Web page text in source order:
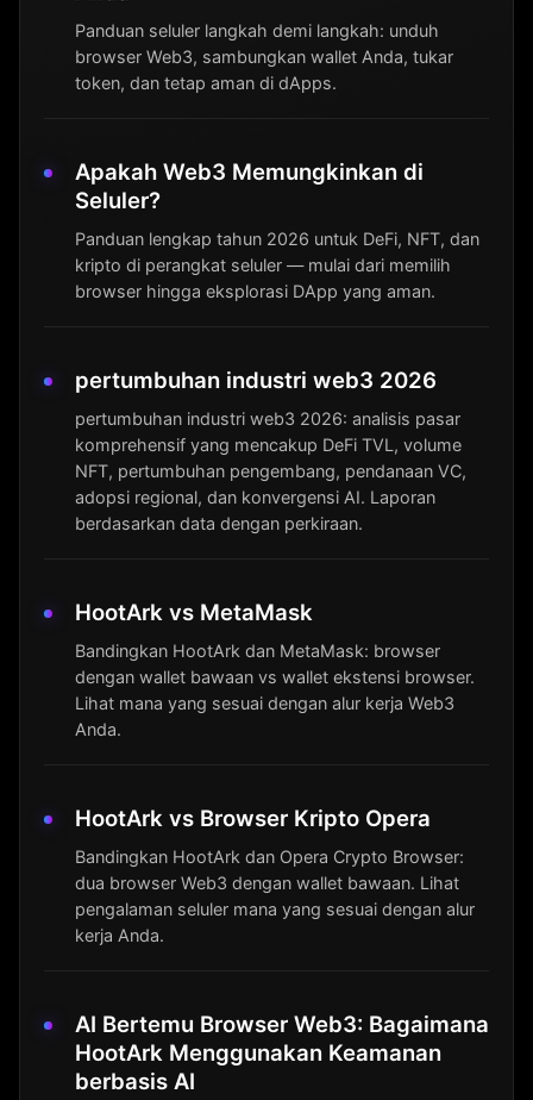
Panduan seluler langkah demi langkah: unduh
browser Web3, sambungkan wallet Anda, tukar
token, dan tetap aman di dApps.
Apakah Web3 Memungkinkan di
Seluler?
Panduan lengkap tahun 2026 untuk DeFi, NFT, dan
kripto di perangkat seluler — mulai dari memilih
browser hingga eksplorasi DApp yang aman.
pertumbuhan industri web3 2026
pertumbuhan industri web3 2026: analisis pasar
komprehensif yang mencakup DeFi TVL, volume
NFT, pertumbuhan pengembang, pendanaan VC,
adopsi regional, dan konvergensi AI. Laporan
berdasarkan data dengan perkiraan.
HootArk vs MetaMask
Bandingkan HootArk dan MetaMask: browser
dengan wallet bawaan vs wallet ekstensi browser.
Lihat mana yang sesuai dengan alur kerja Web3
Anda.
HootArk vs Browser Kripto Opera
Bandingkan HootArk dan Opera Crypto Browser:
dua browser Web3 dengan wallet bawaan. Lihat
pengalaman seluler mana yang sesuai dengan alur
kerja Anda.
AI Bertemu Browser Web3: Bagaimana
HootArk Menggunakan Keamanan
berbasis AI